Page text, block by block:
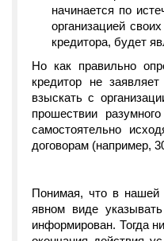
начинается по
организацией
кредитора, будет
Но как правильно
кредитор не
взыскать с
прошествии
самостоятельно
договорам (например,
Понимая, что в нашей
явном виде
информирован. Тогда